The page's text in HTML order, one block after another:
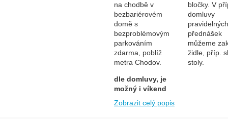
na chodbě v
bezbariérovém
domě s
bezproblémovým
parkováním
zdarma, poblíž
metra Chodov.
dle domluvy, je
možný i víkend
Zobrazit celý popis
bločky. V
domluvy
pravidelných
přednášek
můžeme
židle, příp.
stoly.